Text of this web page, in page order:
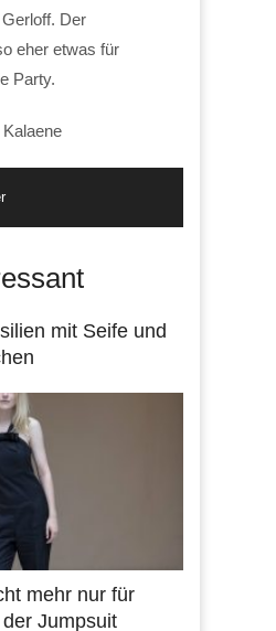
Der
eher etwas für
Party.
mit Seife und
mehr nur für
Jumpsuit